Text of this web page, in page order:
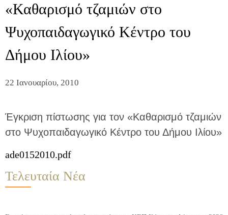
«Καθαρισμό τζαμιών στο
Ψυχοπαιδαγωγικό Κέντρο του
Δήμου Ιλίου»
22 Ιανουαρίου, 2010
Έγκριση πίστωσης για τον «Καθαρισμό τζαμιών
στο Ψυχοπαιδαγωγικό Κέντρο του Δήμου Ιλίου»
ade0152010.pdf
Τελευταία Νέα